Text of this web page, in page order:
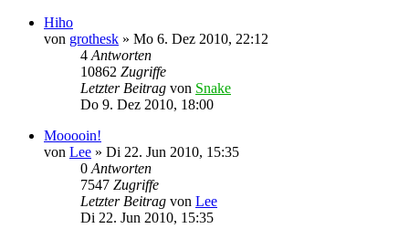
Hiho
von grothesk » Mo 6. Dez 2010, 22:12
4 Antworten
10862 Zugriffe
Letzter Beitrag von Snake
Do 9. Dez 2010, 18:00
Mooooin!
von Lee » Di 22. Jun 2010, 15:35
0 Antworten
7547 Zugriffe
Letzter Beitrag von Lee
Di 22. Jun 2010, 15:35